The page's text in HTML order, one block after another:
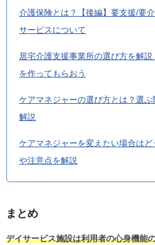
介護保険とは？【後編】要支援/要
サービスについて
居宅介護支援事業所の選び方を解
を作ってもらおう
ケアマネジャーの選び方とは？選
解説
ケアマネジャーを変えたい場合は
や注意点を解説
まとめ
デイサービス施設は利用者の心身機能